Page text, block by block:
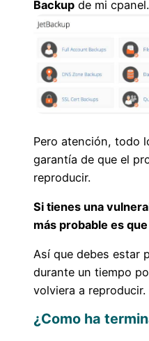
Backup de mi cpanel.
Pero atención, todo
garantía de que el
reproducir.
Si tienes una
más probable es
Así que debes estar
durante un tiempo
volviera a reproducir.
¿Como ha